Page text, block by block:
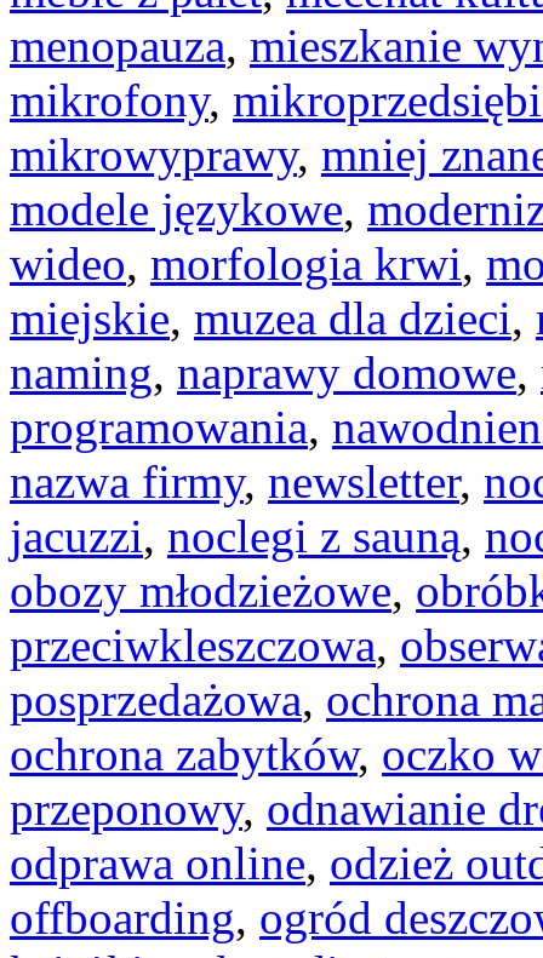
menopauza, mieszkanie
mikrofony,
mikrowyprawy, mniej
modele językowe,
wideo, morfologia krwi,
miejskie, muzea dla dzieci,
naming, naprawy domowe,
programowania,
nazwa firmy, newsletter,
jacuzzi, noclegi z sauną,
obozy młodzieżowe,
przeciwkleszczowa,
posprzedażowa, ochrona
ochrona zabytków, oczko
przeponowy, odnawianie
odprawa online, odzież
offboarding, ogród